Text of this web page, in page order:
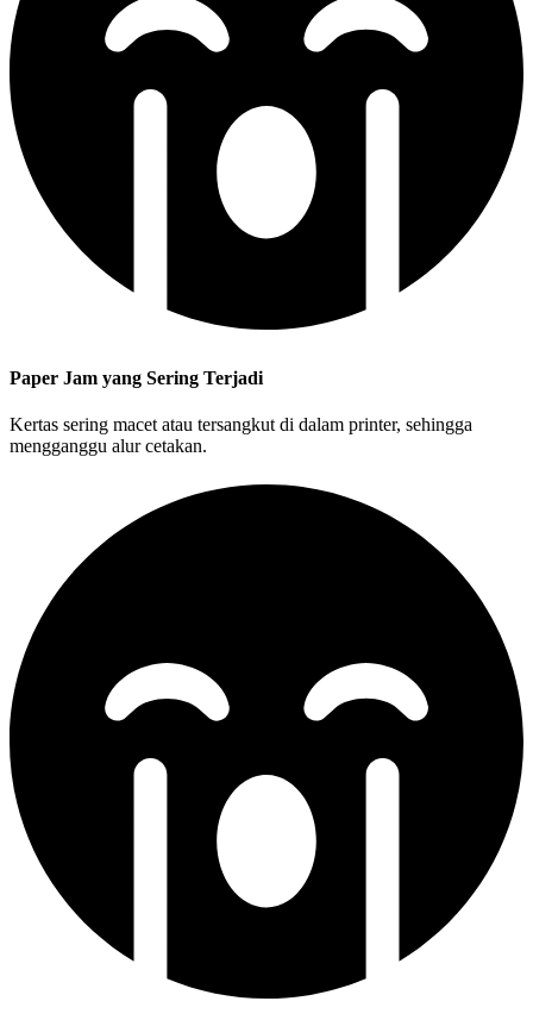
Paper Jam yang Sering Terjadi
Kertas sering macet atau tersangkut di dalam printer, sehingga
mengganggu alur cetakan.